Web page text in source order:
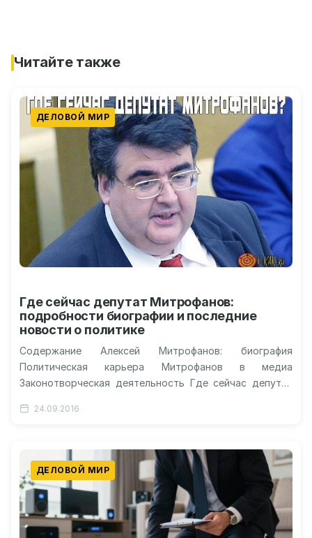
Читайте также
ДЕЛОВОЙ МИР
Где сейчас депутат Митрофанов:
подробности биографии и последние
новости о политике
Содержание Алексей Митрофанов: биография
Политическая карьера Митрофанов в медиа
Законотворческая деятельность Где сейчас депутат
появление Митрофанова на публике…
24.09.2016
ДЕЛОВОЙ МИР